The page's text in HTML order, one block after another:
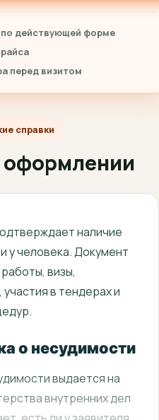
действующей форме
перед визитом
справки
наличие
у человека. Документ
визы,
в тендерах и
о несудимости
выдается на
внутренних дел